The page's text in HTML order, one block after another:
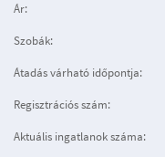
Ár:
Szobák:
Átadás várható időpontja:
Regisztrációs szám:
Aktuális ingatlanok száma: